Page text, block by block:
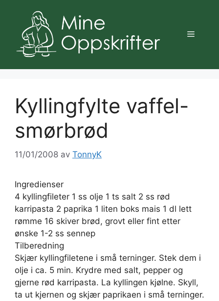
innhold
Meny
Kyllingfylte vaffel-
smørbrød
11/01/2008 av TonnyK
Ingredienser
4 kyllingfileter 1 ss olje 1 ts salt 2 ss rød
karripasta 2 paprika 1 liten boks mais 1 dl lett
rømme 16 skiver brød, grovt eller fint etter
ønske 1-2 ss sennep
Tilberedning
Skjær kyllingfiletene i små terninger. Stek dem i
olje i ca. 5 min. Krydre med salt, pepper og
gjerne rød karripasta. La kyllingen kjølne. Skyll,
ta ut kjernen og skjær paprikaen i små terninger.